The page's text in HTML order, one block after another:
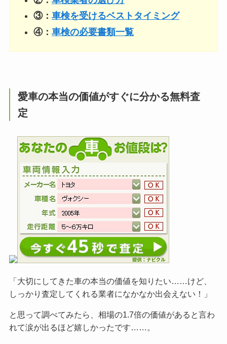
③： 車検を受けるベストタイミング
④： 車検の必要書類一覧
愛車の本当の価値がすぐに分かる無料査
定
「大切にしてきた車の本当の価値を知りたい……けど、
しっかり査定してくれる業者になかなか出会えない！」
と思って調べてみたら、相場の1.7倍の価値があると言わ
れて涙が出るほど嬉しかったです……。